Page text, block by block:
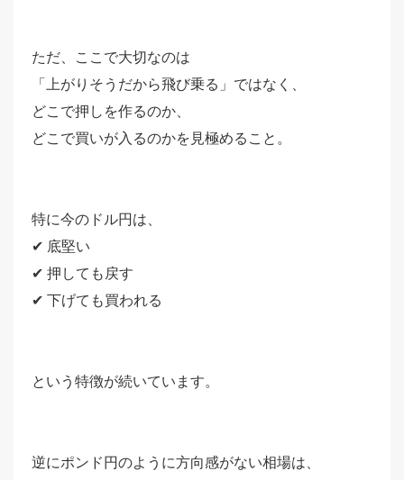
ただ、ここで大切なのは
「上がりそうだから飛び乗る」ではなく、
どこで押しを作るのか、
どこで買いが入るのかを見極めること。
特に今のドル円は、
✔ 底堅い
✔ 押しても戻す
✔ 下げても買われる
という特徴が続いています。
逆にポンド円のように方向感がない相場は、